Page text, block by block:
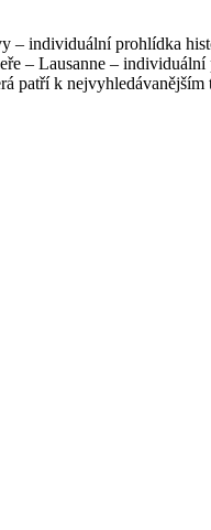
– individuální prohlídka
– Lausanne –
patří k